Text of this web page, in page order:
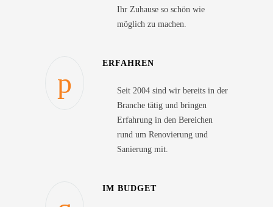
Ihr Zuhause so schön wie
möglich zu machen.
ERFAHREN
Seit 2004 sind wir bereits in der
Branche tätig und bringen
Erfahrung in den Bereichen
rund um Renovierung und
Sanierung mit.
IM BUDGET